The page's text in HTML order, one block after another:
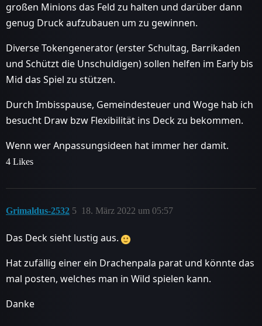
großen Minions das Feld zu halten und darüber dann
genug Druck aufzubauen um zu gewinnen.
Diverse Tokengenerator (erster Schultag, Barrikaden
und Schützt die Unschuldigen) sollen helfen im Early bis
Mid das Spiel zu stützen.
Durch Imbisspause, Gemeindesteuer und Woge hab ich
besucht Draw bzw Flexibilität ins Deck zu bekommen.
Wenn wer Anpassungsideen hat immer her damit.
4 Likes
Grimaldus-2532 18. März 2022 um 05:57
5
Das Deck sieht lustig aus.
Hat zufällig einer ein Drachenpala parat und könnte das
mal posten, welches man in Wild spielen kann.
Danke